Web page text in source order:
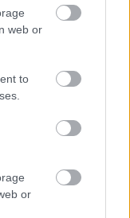
web or
to
or